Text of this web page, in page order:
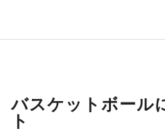
バスケットボール
ト